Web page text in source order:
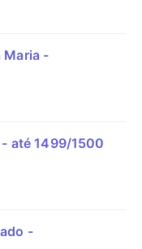
Maria -
- até 1499/1500
-